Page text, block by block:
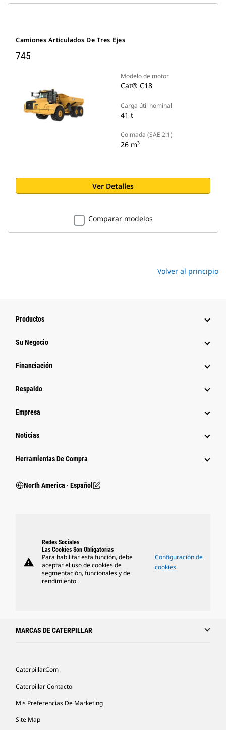
Camiones Articulados De Tres Ejes
745
Modelo de motor
Cat® C18
Carga útil nominal
41 t
Colmada (SAE 2:1)
26 m³
Ver Detalles
Comparar modelos
Volver al principio
Productos
Su Negocio
Financiación
Respaldo
Empresa
Noticias
Herramientas De Compra
North America ‧ Español
warning
Redes Sociales
Las Cookies Son Obligatorias
Para habilitar esta función, debe
aceptar el uso de cookies de
segmentación, funcionales y de
rendimiento.
Configuración de
cookies
MARCAS DE CATERPILLAR
Caterpillar.com
Caterpillar Contacto
Mis Preferencias De Marketing
Site Map